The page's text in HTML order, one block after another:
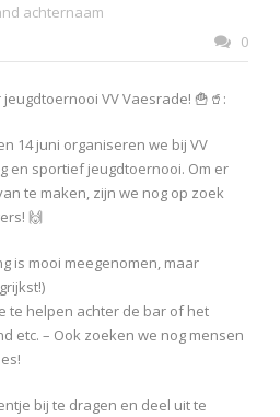
achternaam
0
VV Vaesrade! 🍟🥤:
14 juni organiseren we bij VV
en sportief jeugdtoernooi. Om er
te maken, zijn we nog op zoek
🙌
is mooi meegenomen, maar
te helpen achter de bar of het
etc. – Ook zoeken we nog mensen
bij te dragen en deel uit te